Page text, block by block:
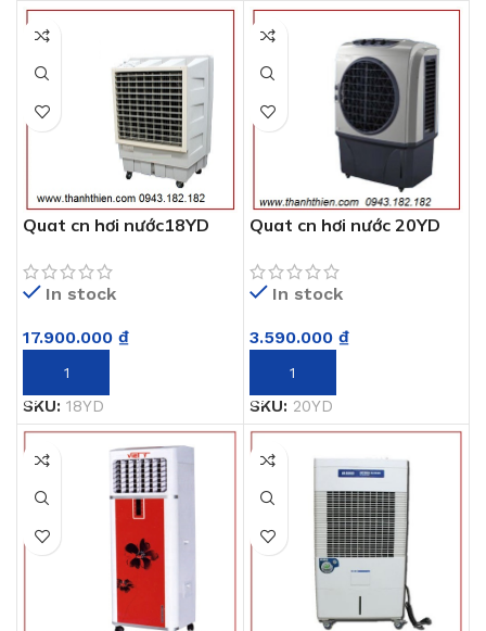
Quat cn hơi nước18YD
In stock
17.900.000 ₫
THÊM VÀO GIỎ HÀNG
SKU: 18YD
Quat cn hơi nước 20YD
In stock
3.590.000 ₫
THÊM VÀO GIỎ HÀNG
SKU: 20YD